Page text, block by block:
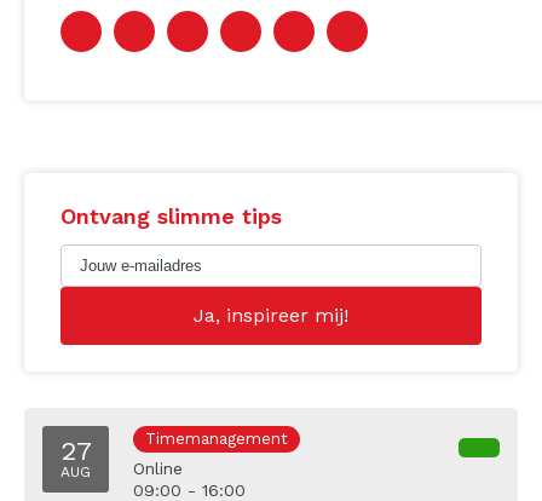
Ontvang slimme tips
27
AUG
Timemanagement
Online
09:00 - 16:00